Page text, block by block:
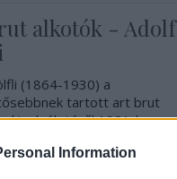
Information
alkotók - Adolf
(1864-1930) a
tartott art brut
életéről 1921-ben
mint művész” címmel.